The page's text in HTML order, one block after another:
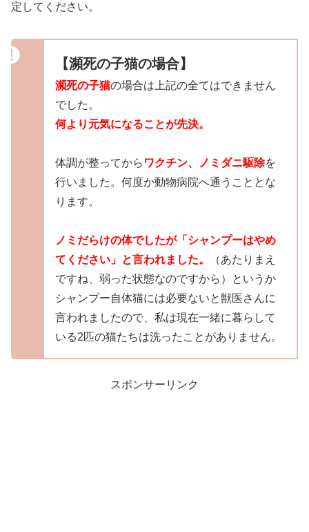
定してください。
【瀕死の子猫の場合】
瀕死の子猫の場合は上記の全てはできません
でした。
何より元気になることが先決。
体調が整ってから ワクチン、ノミダニ駆除を
行いました。何度か動物病院へ通うこととな
ります。
ノミだらけの体でしたが「シャンプーはやめ
てください」と言われました。
（あたりまえ
ですね、弱った状態なのですから）というか
シャンプー自体猫には必要ないと獣医さんに
言われましたので、私は現在一緒に暮らして
いる2匹の猫たちは洗ったことがありません。
スポンサーリンク